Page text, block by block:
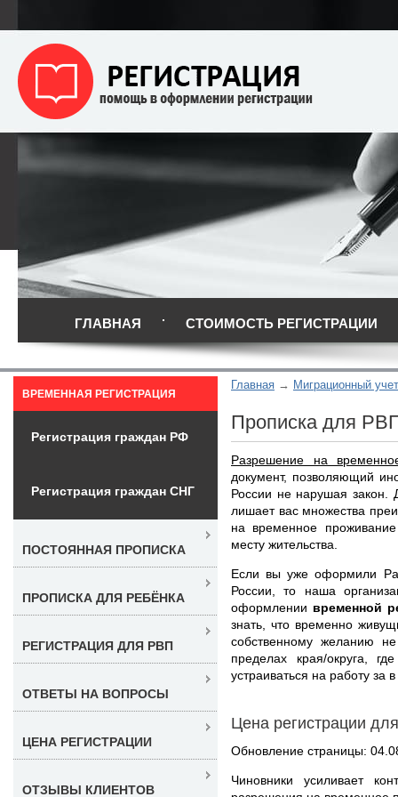
ГЛАВНАЯ СТОИМОСТЬ РЕГИСТРАЦИИ
Главная Миграционный
Прописка для
Разрешение на
документ, позволяющий
России не нарушая
лишает вас множества
на временное
месту жительства.
Если вы уже оформили
России, то наша
оформлении временной
знать, что временно
собственному желанию
пределах края/округа,
устраиваться на работу за
Цена регистрации
Обновление страницы:
Чиновники усиливает
ВРЕМЕННАЯ РЕГИСТРАЦИЯ
Регистрация граждан РФ
Регистрация граждан СНГ
ПОСТОЯННАЯ ПРОПИСКА
ПРОПИСКА ДЛЯ РЕБЁНКА
РЕГИСТРАЦИЯ ДЛЯ РВП
ОТВЕТЫ НА ВОПРОСЫ
ЦЕНА РЕГИСТРАЦИИ
ОТЗЫВЫ КЛИЕНТОВ